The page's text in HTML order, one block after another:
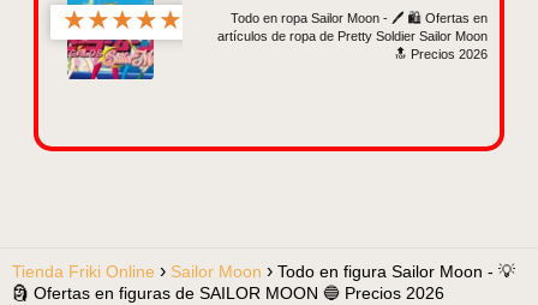
★★★★★
Todo en ropa Sailor Moon - 🖊️ 🛍️ Ofertas en
artículos de ropa de Pretty Soldier Sailor Moon
🔝 Precios 2026
Tienda Friki Online Sailor Moon
Todo en figura Sailor Moon - 💡
🗿 Ofertas en figuras de SAILOR MOON 🔵 Precios 2026